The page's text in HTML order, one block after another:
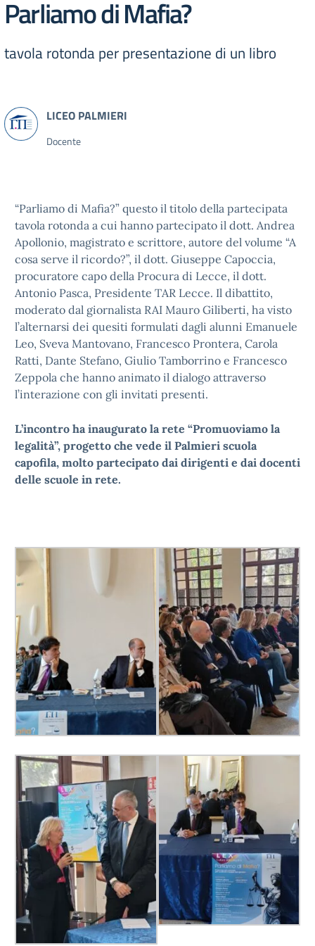
Parliamo di Mafia?
tavola rotonda per presentazione di un libro
Docente
“Parliamo di Mafia?” questo il titolo della partecipata
tavola rotonda a cui hanno partecipato il dott. Andrea
Apollonio, magistrato e scrittore, autore del volume “A
cosa serve il ricordo?”, il dott. Giuseppe Capoccia,
procuratore capo della Procura di Lecce, il dott.
Antonio Pasca, Presidente TAR Lecce. Il dibattito,
moderato dal giornalista RAI Mauro Giliberti, ha visto
l’alternarsi dei quesiti formulati dagli alunni Emanuele
Leo, Sveva Mantovano, Francesco Prontera, Carola
Ratti, Dante Stefano, Giulio Tamborrino e Francesco
Zeppola che hanno animato il dialogo attraverso
l’interazione con gli invitati presenti.
L’incontro ha inaugurato la rete “Promuoviamo la
legalità”, progetto che vede il Palmieri scuola
capofila, molto partecipato dai dirigenti e dai docenti
delle scuole in rete.